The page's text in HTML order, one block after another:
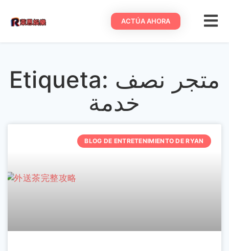
ACTÚA AHORA
Etiqueta: متجر نصف
خدمة
BLOG DE ENTRETENIMIENTO DE RYAN